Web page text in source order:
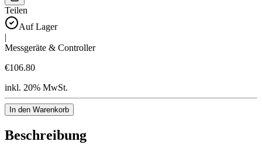
Teilen
Auf Lager
|
Messgeräte & Controller
€106.80
inkl. 20% MwSt.
In den Warenkorb
Beschreibung